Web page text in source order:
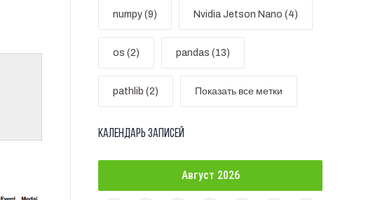
numpy (9) Nvidia Jetson Nano (4)
os (2) pandas (13)
pathlib (2) Показать все метки
Календарь записей
Август 2026